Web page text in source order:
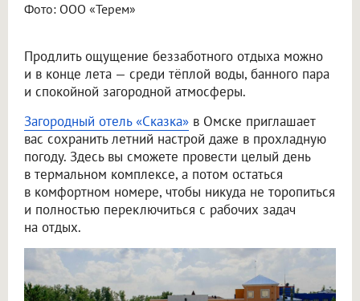
Фото: ООО «Терем»
Продлить ощущение беззаботного отдыха можно
и в конце лета — среди тёплой воды, банного пара
и спокойной загородной атмосферы.
Загородный отель «Сказка» в Омске приглашает
вас сохранить летний настрой даже в прохладную
погоду. Здесь вы сможете провести целый день
в термальном комплексе, а потом остаться
в комфортном номере, чтобы никуда не торопиться
и полностью переключиться с рабочих задач
на отдых.